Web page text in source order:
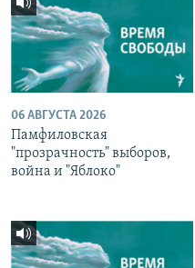
06 АВГУСТА 2026
Памфиловская
"прозрачность" выборов,
война и "Яблоко"